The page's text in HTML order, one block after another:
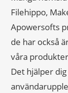
Filehippo,
Apowersofts
de har också
våra
Det hjälper